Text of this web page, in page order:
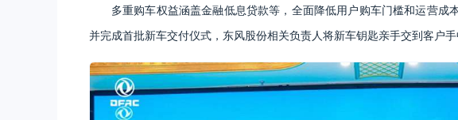
多重购车权益涵盖金融低息贷款等，全面降低用户购车门槛和运营成
并完成首批新车交付仪式，东风股份相关负责人将新车钥匙亲手交到客户手